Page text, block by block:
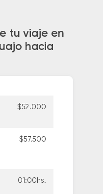
tu viaje en
hacia
$52.000
$57.500
01:00hs.